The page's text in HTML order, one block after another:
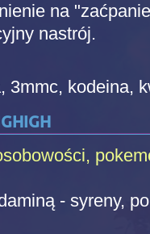
na
nastrój.
3mmc, kodeina,
- syreny,